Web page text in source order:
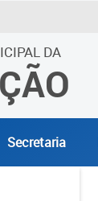
DA
Secretaria